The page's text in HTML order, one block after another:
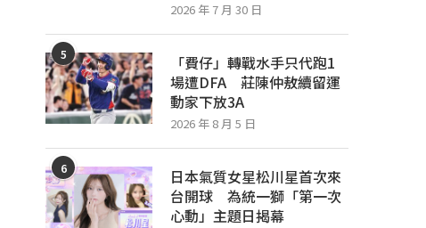
2026 年 7 月 30 日
5
「費仔」轉戰水手只代跑1
場遭DFA 莊陳仲敖續留運
動家下放3A
2026 年 8 月 5 日
6
日本氣質女星松川星首次來
台開球 為統一獅「第一次
心動」主題日揭幕